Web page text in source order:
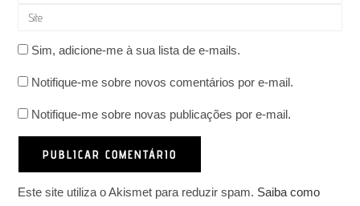
ou
de
usuário
comentar
endereço
de
mail
para
Digite
URL
site
Sim, adicione-me à sua lista de e-mails.
Notifique-me sobre novos comentários por e-mail.
Notifique-me sobre novas publicações por e-mail.
Este site utiliza o Akismet para reduzir spam. Saiba como